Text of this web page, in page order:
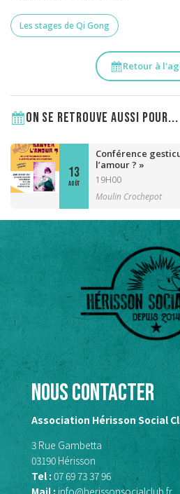
Les stages de Qi Gong
Retour à
On se retrouve aussi pour...
13
AOÛT
Conférence
l’amour ? »
19H00
Moulin Crochepot
Nous contacter
Association Hérisson Social
3 Rue Gambetta
03190 Hérisson
Tel :07 69 73 37 96
Mail : info@herissonsocialclub.fr